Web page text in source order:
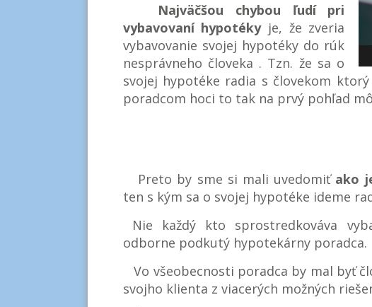
Najväčšou chybou ľudí pri
vybavovaní hypotékyje, že zveria
vybavovanie svojej hypotéky do rúk
nesprávneho človeka . Tzn. že sa o
svojej hypotéke radia s človekom
poradcom hoci to tak na prvý pohľad
Preto by sme si mali uvedomiť ako
ten s kým sa o svojej hypotéke ideme
Nie každý kto sprostredkováva
odborne podkutý hypotekárny poradca.
Vo všeobecnosti poradca by mal byť
svojho klienta z viacerých možných